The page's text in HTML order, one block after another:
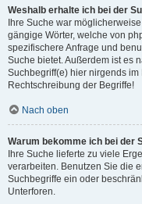
Weshalb erhalte ich bei der
Ihre Suche war
gängige Wörter, welche von
spezifischere Anfrage und
Suche bietet. Außerdem ist es
Suchbegriff(e) hier nirgends
Rechtschreibung der Begriffe!
Nach oben
Warum bekomme ich bei der
Ihre Suche lieferte zu viele
verarbeiten. Benutzen Sie die
Suchbegriffe ein oder
Unterforen.